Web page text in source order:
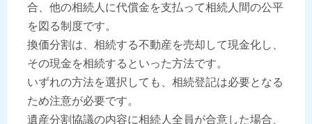
合、他の相続人に代償金を支払って相続人間の公平
を図る制度です。
換価分割は、相続する不動産を売却して現金化し、
その現金を相続するといった方法です。
いずれの方法を選択しても、相続登記は必要となる
ため注意が必要です。
遺産分割協議の内容に相続人全員が合意した場合、